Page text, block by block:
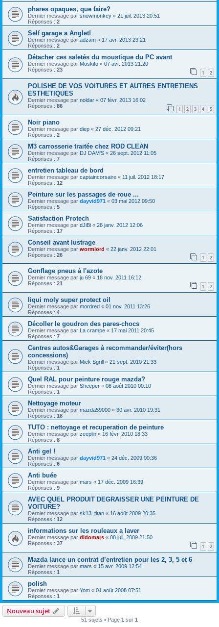
phares opaques, que faire?
Dernier message par snowmonkey « 21 juil. 2013 20:51
Réponses : 2
Self garage a Anglet!
Dernier message par adzam « 17 avr. 2013 23:21
Réponses : 2
Détacher ces saletés du moustique du PC avant
Dernier message par Moskito « 07 avr. 2013 21:20
Réponses : 23 1 2
POLISHE DE VOS VOITURES ET AUTRES ENTRETIENS
ESTHETIQUES
Dernier message par noldar « 07 févr. 2013 16:02
Réponses : 86 1 2 3 4 5
Noir piano
Dernier message par diep « 27 déc. 2012 09:21
Réponses : 2
M3 carrosserie traitée chez ROD CLEAN
Dernier message par DJ DAM'S « 26 sept. 2012 11:05
Réponses : 7
entretien tableau de bord
Dernier message par captaincorsaire « 11 juil. 2012 18:17
Réponses : 12
Peinture sur les passages de roue ...
Dernier message par dayvid971 « 03 mai 2012 09:50
Réponses : 5
Satisfaction Protech
Dernier message par dJiBi « 28 janv. 2012 12:06
Réponses : 17
Conseil avant lustrage
Dernier message par wormlord « 22 janv. 2012 22:01
Réponses : 26 1 2
Gonflage pneus à l'azote
Dernier message par ju 69 « 18 nov. 2011 16:12
Réponses : 21 1 2
liqui moly super protect oil
Dernier message par mordred « 01 nov. 2011 13:26
Réponses : 4
Décoller le goudron des pares-chocs
Dernier message par La crampe « 17 mai 2011 20:45
Réponses : 7
Centres autos&Garages à recommander/éviter(hors
concessions)
Dernier message par Mick Sgrill « 21 sept. 2010 21:33
Réponses : 1
Quel RAL pour peinture rouge mazda?
Dernier message par Sheeper « 08 août 2010 00:10
Réponses : 1
Nettoyage moteur
Dernier message par mazda59000 « 30 avr. 2010 19:31
Réponses : 18
TUTO : nettoyage et recuperation de peinture
Dernier message par zeeplin « 16 févr. 2010 18:33
Réponses : 8
Anti gel !
Dernier message par dayvid971 « 24 déc. 2009 00:36
Réponses : 6
Anti buée
Dernier message par mars « 17 déc. 2009 16:39
Réponses : 9
AVEC QUEL PRODUIT DEGRAISSER UNE PEINTURE DE
VOITURE?
Dernier message par sk13_titan « 16 août 2009 20:35
Réponses : 12
informations sur les rouleaux a laver
Dernier message par didomars « 08 juil. 2009 21:50
Réponses : 37 1 2
Mazda lance un contrat d’entretien pour les 2, 3, 5 et 6
Dernier message par mars « 15 avr. 2009 12:54
Réponses : 1
polish
Dernier message par Yom « 01 août 2008 07:51
Réponses : 1
Nouveau sujet
51 sujets • Page 1 sur 1